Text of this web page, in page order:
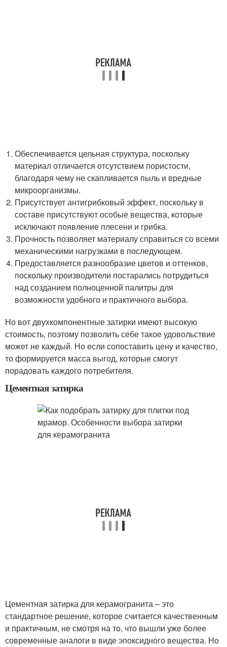
Обеспечивается цельная структура, поскольку
материал отличается отсутствием пористости,
благодаря чему не скапливается пыль и вредные
микроорганизмы.
Присутствует антигрибковый эффект, поскольку в
составе присутствуют особые вещества, которые
исключают появление плесени и грибка.
Прочность позволяет материалу справиться со всеми
механическими нагрузками в последующем.
Предоставляется разнообразие цветов и оттенков,
поскольку производители постарались потрудиться
над созданием полноценной палитры для
возможности удобного и практичного выбора.
Но вот двухкомпонентные затирки имеют высокую
стоимость, поэтому позволить себе такое удовольствие
может не каждый. Но если сопоставить цену и качество,
то формируется масса выгод, которые смогут
порадовать каждого потребителя.
Цементная затирка
Цементная затирка для керамогранита – это
стандартное решение, которое считается качественным
и практичным, не смотря на то, что вышли уже более
современные аналоги в виде эпоксидного вещества. Но